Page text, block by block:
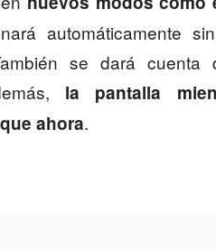
automáticamente
se dará
la pantalla
ahora.